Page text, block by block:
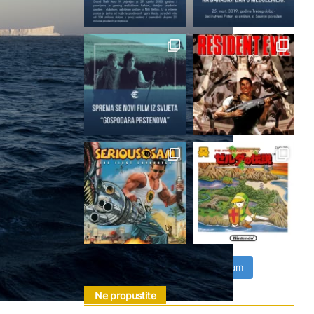
Follow on Instagram
Ne propustite